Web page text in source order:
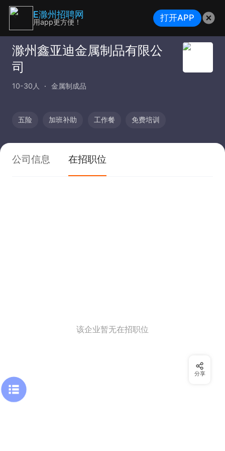
滁州鑫亚迪金属制品有限公
司
10-30人 金属制成品
五险 加班补助 工作餐 免费培训
公司信息 在招职位
该企业暂无在招职位
分享
E滁州招聘网
用app更方便！ 打开APP